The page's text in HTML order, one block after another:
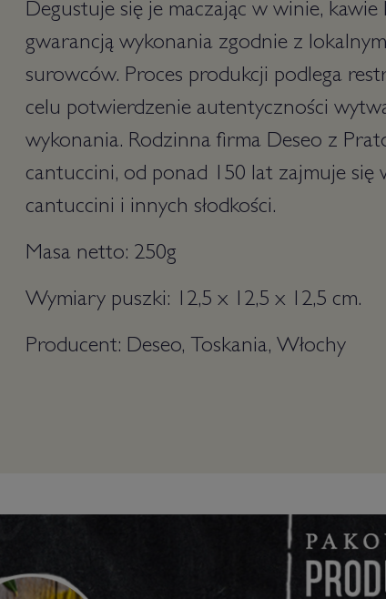
Degustuje się je maczając w winie,
gwarancją wykonania zgodnie z
surowców. Proces produkcji podlega
celu potwierdzenie autentyczności
wykonania. Rodzinna firma Deseo z
cantuccini, od ponad 150 lat zajmuje się
cantuccini i innych słodkości.
Masa netto: 250g
Wymiary puszki: 12,5 x 12,5 x 12,5 cm.
Producent: Deseo, Toskania, Włochy